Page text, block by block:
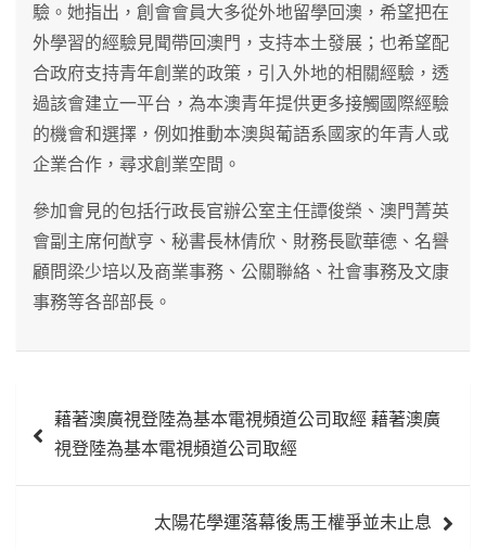
驗。她指出，創會會員大多從外地留學回澳，希望把在
外學習的經驗見聞帶回澳門，支持本土發展；也希望配
合政府支持青年創業的政策，引入外地的相關經驗，透
過該會建立一平台，為本澳青年提供更多接觸國際經驗
的機會和選擇，例如推動本澳與葡語系國家的年青人或
企業合作，尋求創業空間。
參加會見的包括行政長官辦公室主任譚俊榮、澳門菁英
會副主席何猷亨、秘書長林倩欣、財務長歐華德、名譽
顧問梁少培以及商業事務、公關聯絡、社會事務及文康
事務等各部部長。
章 藉著澳廣視登陸為基本電視頻道公司取經 藉著澳廣
視登陸為基本電視頻道公司取經
太陽花學運落幕後馬王權爭並未止息